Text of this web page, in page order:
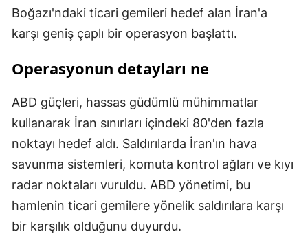
Boğazı'ndaki ticari gemileri hedef alan İran'a
karşı geniş çaplı bir operasyon başlattı.
Operasyonun detayları ne
ABD güçleri, hassas güdümlü mühimmatlar
kullanarak İran sınırları içindeki 80'den fazla
noktayı hedef aldı. Saldırılarda İran'ın hava
savunma sistemleri, komuta kontrol ağları ve kıyı
radar noktaları vuruldu. ABD yönetimi, bu
hamlenin ticari gemilere yönelik saldırılara karşı
bir karşılık olduğunu duyurdu.